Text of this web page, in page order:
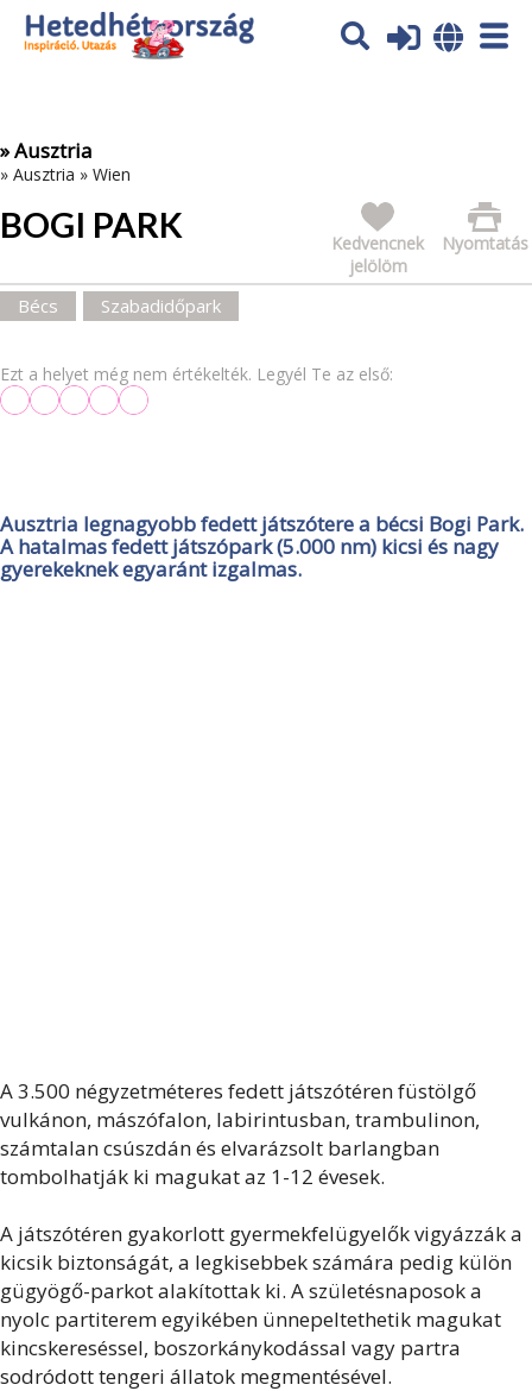
Az oldal sütiket (cookies) használ. További tájékoztatás itt:
Adatvédelmi tájékoztató
» Ausztria
» Ausztria » Wien
BOGI PARK Nyomtatás
Kedvencnek
jelölöm
Bécs Szabadidőpark
Ezt a helyet még nem értékelték. Legyél Te az első:
Ausztria legnagyobb fedett játszótere a bécsi Bogi Park.
A hatalmas fedett játszópark (5.000 nm) kicsi és nagy
gyerekeknek egyaránt izgalmas.
A 3.500 négyzetméteres fedett játszótéren füstölgő
vulkánon, mászófalon, labirintusban, trambulinon,
számtalan csúszdán és elvarázsolt barlangban
tombolhatják ki magukat az 1-12 évesek.
A játszótéren gyakorlott gyermekfelügyelők vigyázzák a
kicsik biztonságát, a legkisebbek számára pedig külön
gügyögő-parkot alakítottak ki. A születésnaposok a
nyolc partiterem egyikében ünnepeltethetik magukat
kincskereséssel, boszorkánykodással vagy partra
sodródott tengeri állatok megmentésével.